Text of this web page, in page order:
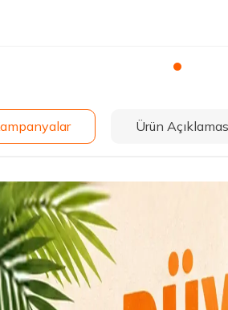
Ürün